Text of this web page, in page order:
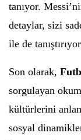
tanıyor.
detaylar, sizi
ile de
Son olarak,
sorgulayan
kültürlerini
sosyal